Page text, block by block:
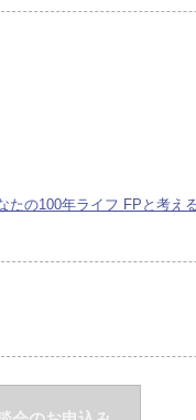
たの100年ライフ FPと考え